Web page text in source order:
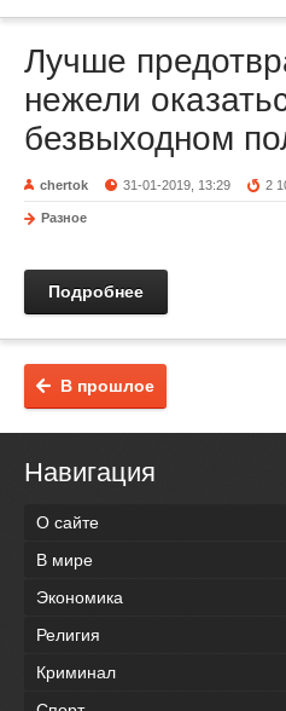
Лучше
нежели
безвыходном
chertok 31-01-2019, 13:29 2
Разное
Подробнее
В прошлое
Навигация
О сайте
В мире
Экономика
Религия
Криминал